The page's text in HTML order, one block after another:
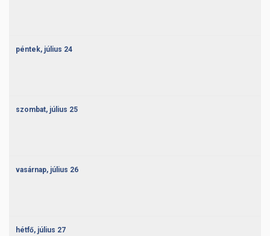
péntek, július 24
szombat, július 25
vasárnap, július 26
hétfő, július 27